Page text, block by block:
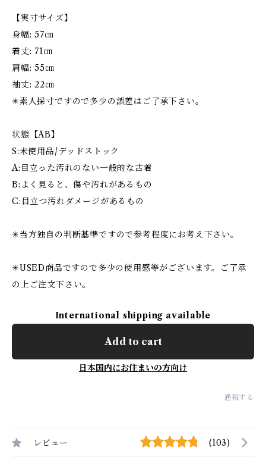
【実寸サイズ】
身幅: 57㎝
着丈: 71㎝
肩幅: 55㎝
袖丈: 22㎝
✳︎素人採寸ですので多少の誤差はご了承下さい。
状態【AB】
S:未使用品/デッドストック
A:目立った汚れのない一般的な古着
B:よく見ると、傷や汚れがあるもの
C:目立つ汚れダメージがあるもの
✳︎当方独自の判断基準ですので参考程度にお考え下さい。
✳︎USED商品ですので多少の使用感等がございます。ご了承
の上ご注文下さい。
International shipping available
Add to cart
日本国内にお住まいの方向け
通報する
レビュー (103)